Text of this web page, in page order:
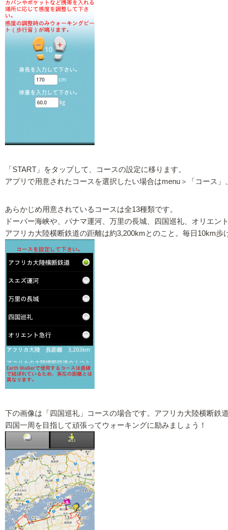
「START」をタップして、コースの設定に移ります。
アプリで用意されたコースを選択したい場合はmenu＞「コース
あらかじめ用意されているコースは全13種類です。
ドーバー海峡や、パナマ運河、万里の長城、四国巡礼、オリエ
アフリカ大陸横断鉄道の距離は約3,200kmとのこと。毎日10km歩
下の画像は「四国巡礼」コースの場合です。アフリカ大陸横断鉄
四国一周を目指して頑張ってウォーキングに励みましょう！